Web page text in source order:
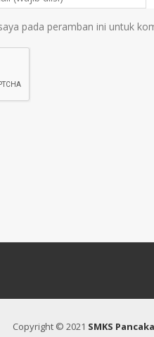
pada peramban ini untuk
Copyright © 2021 SMKS